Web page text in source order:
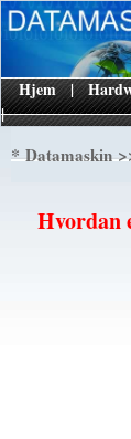
|
Hjem |
*Datamaskin
Hvordan